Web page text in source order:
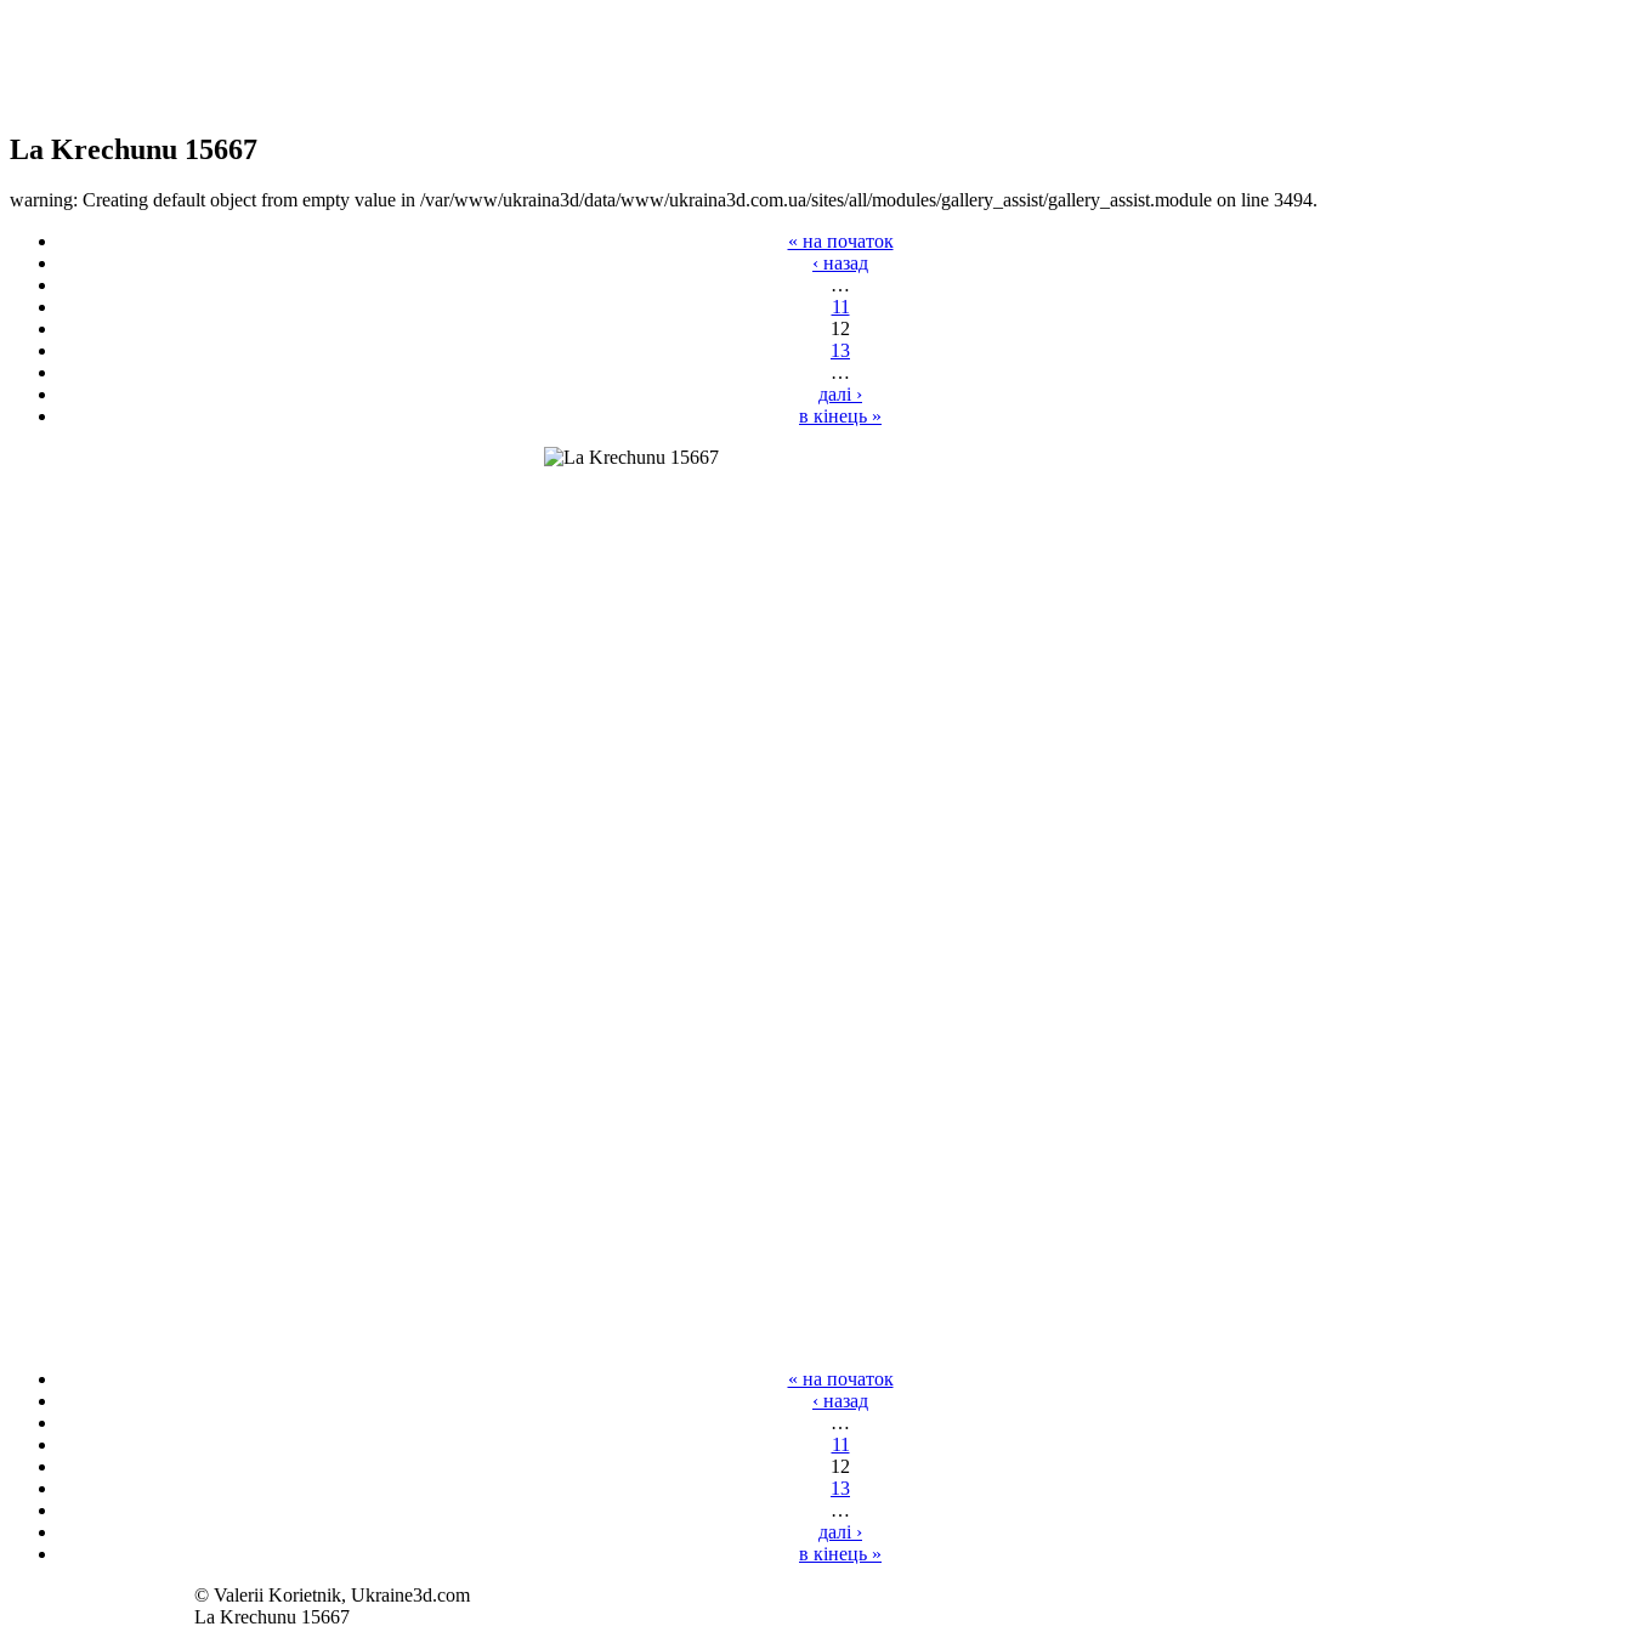
La Krechunu 15667
warning: Creating default object from empty value in /var/www/ukraina3d/data/www/ukraina3d.com.ua/sites/all/modules/gallery_assist/gallery_assist.module on line 3494.
« на початок
‹ назад
…
11
12
13
…
далі ›
в кінець »
« на початок
‹ назад
…
11
12
13
…
далі ›
в кінець »
© Valerii Korietnik, Ukraine3d.com
La Krechunu 15667